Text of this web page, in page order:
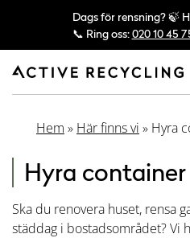
Dags för rensning? 🍃
📞 Ring oss:020 10 45
Hem » Här finns vi » Hyra
Hyra
Ska du renovera huset, rensa
städdag i bostadsområdet? Vi